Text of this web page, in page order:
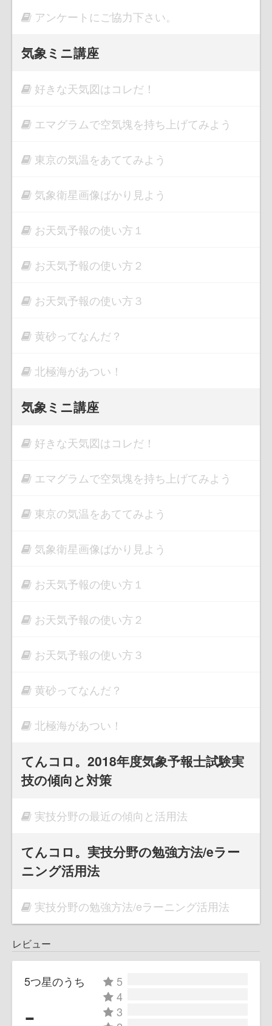
アンケートにご協力下さい。
気象ミニ講座
好きな天気図はコレだ！
エマグラムで空気塊を持ち上げてみよう
東京の気温をあててみよう
気象衛星画像ばかり見よう
お天気予報の使い方１
お天気予報の使い方２
お天気予報の使い方３
黄砂ってなんだ？
北極海があつい！
気象ミニ講座
好きな天気図はコレだ！
エマグラムで空気塊を持ち上げてみよう
東京の気温をあててみよう
気象衛星画像ばかり見よう
お天気予報の使い方１
お天気予報の使い方２
お天気予報の使い方３
黄砂ってなんだ？
北極海があつい！
てんコロ。2018年度気象予報士試験実
技の傾向と対策
実技分野の最近の傾向と活用法
てんコロ。実技分野の勉強方法/eラー
ニング活用法
実技分野の勉強方法/eラーニング活用法
レビュー
5つ星のうち
-
5
4
3